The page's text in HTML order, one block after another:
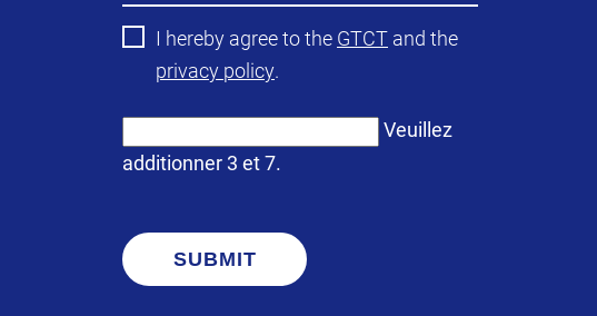
I hereby agree to the GTCT and the
privacy policy.
Veuillez
additionner 3 et 7.
SUBMIT